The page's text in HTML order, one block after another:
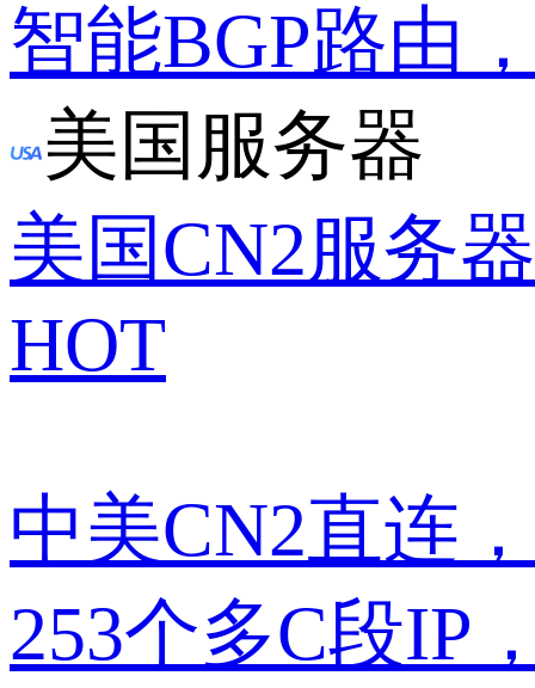
智能BGP路由
美国服务器
美国CN2服务器
HOT
中美CN2直连
253个多C段IP